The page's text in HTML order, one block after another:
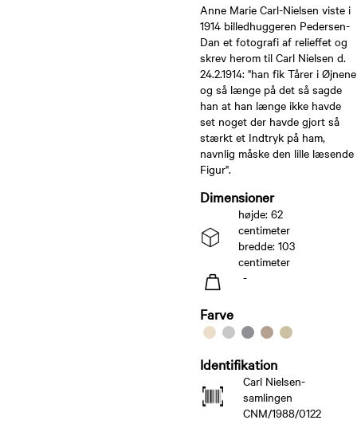
Anne Marie Carl-Nielsen viste i
1914 billedhuggeren Pedersen-
Dan et fotografi af relieffet og
skrev herom til Carl Nielsen d.
24.2.1914: "han fik Tårer i Øjnene
og så længe på det så sagde
han at han længe ikke havde
set noget der havde gjort så
stærkt et Indtryk på ham,
navnlig måske den lille læsende
Figur".
Dimensioner
højde: 62
centimeter
bredde: 103
centimeter
-
Farve
Identifikation
Carl Nielsen-
samlingen
CNM/1988/0122